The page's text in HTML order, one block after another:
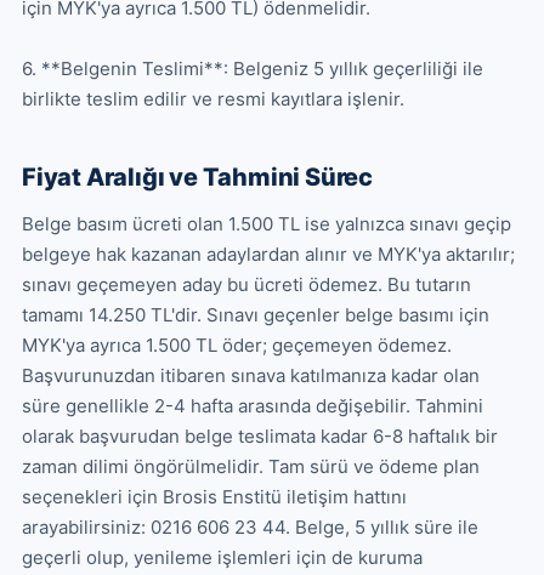
için MYK'ya ayrıca 1.500 TL) ödenmelidir.
6. **Belgenin Teslimi**: Belgeniz 5 yıllık geçerliliği ile
birlikte teslim edilir ve resmi kayıtlara işlenir.
Fiyat Aralığı ve Tahmini Sürec
Belge basım ücreti olan 1.500 TL ise yalnızca sınavı geçip
belgeye hak kazanan adaylardan alınır ve MYK'ya aktarılır;
sınavı geçemeyen aday bu ücreti ödemez. Bu tutarın
tamamı 14.250 TL'dir. Sınavı geçenler belge basımı için
MYK'ya ayrıca 1.500 TL öder; geçemeyen ödemez.
Başvurunuzdan itibaren sınava katılmanıza kadar olan
süre genellikle 2-4 hafta arasında değişebilir. Tahmini
olarak başvurudan belge teslimata kadar 6-8 haftalık bir
zaman dilimi öngörülmelidir. Tam sürü ve ödeme plan
seçenekleri için Brosis Enstitü iletişim hattını
arayabilirsiniz: 0216 606 23 44. Belge, 5 yıllık süre ile
geçerli olup, yenileme işlemleri için de kuruma